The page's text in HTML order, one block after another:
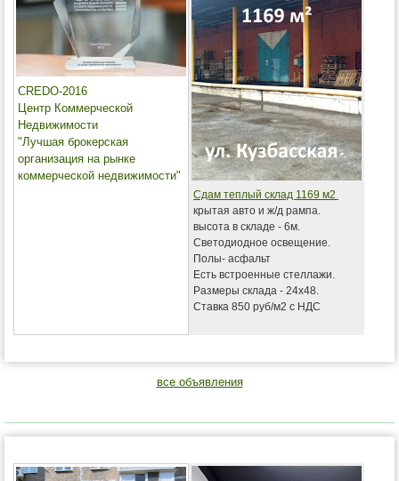
CREDO-2016
Центр Коммерческой
Недвижимости
"Лучшая брокерская
организация на рынке
коммерческой недвижимости"
Сдам теплый склад 1169 м2
крытая авто и ж/д рампа.
высота в складе - 6м.
Светодиодное освещение.
Полы- асфальт
Есть встроенные стеллажи.
Размеры склада - 24х48.
Ставка 850 руб/м2 с НДС
все объявления